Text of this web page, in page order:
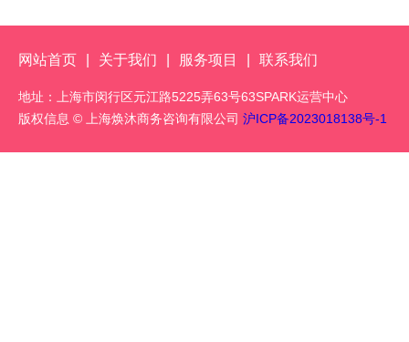
网站首页 关于我们 服务项目 联系我们
地址：上海市闵行区元江路5225弄63号63SPARK运营中心
版权信息 © 上海焕沐商务咨询有限公司 沪ICP备2023018138号-1